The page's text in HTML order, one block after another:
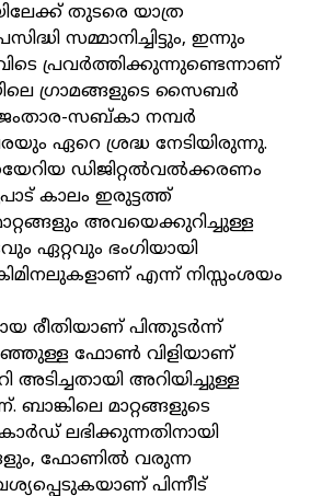
തുടരെ യാത്ര
സമ്മാനിച്ചിട്ടും, ഇന്നും
പ്രവര്‍ത്തിക്കുന്നുണ്ടെന്നാണ്
ഗ്രാമങ്ങളുടെ സൈബര്‍
'ജംതാര-സബ്കാ നമ്പര്‍
ഏറെ ശ്രദ്ധ നേടിയിരുന്നു.
ഡിജിറ്റല്‍വല്‍ക്കരണം
കാലം ഇരുട്ടത്ത്
അവയെക്കുറിച്ചുള്ള
ഏറ്റവും ഭംഗിയായി
എന്ന് നിസ്സംശയം
രീതിയാണ് പിന്തുടര്‍ന്ന്
ഫോണ്‍ വിളിയാണ്
അറിയിച്ചുള്ള
മാറ്റങ്ങളുടെ
ലഭിക്കുന്നതിനായി
ഫോണില്‍ വരുന്ന
പിന്നീട്